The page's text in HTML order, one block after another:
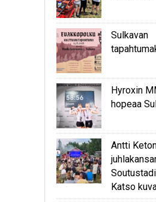
Sulkavan
Hyroxin
hopeaa
Antti
Katso